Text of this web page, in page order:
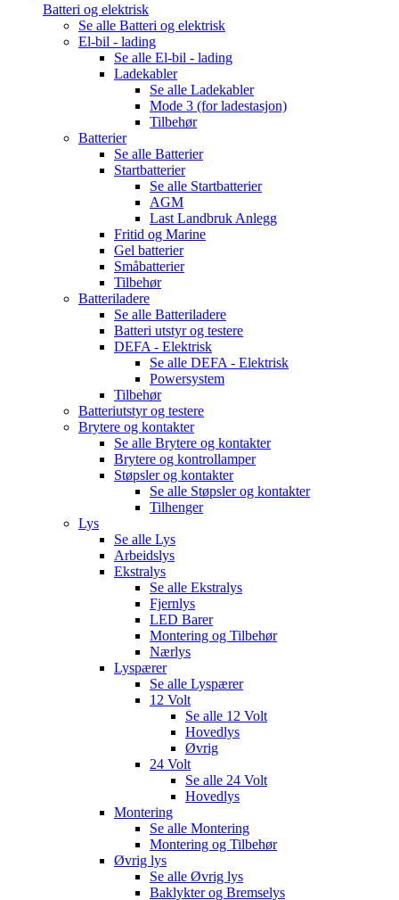
Batteri og elektrisk
Se alle Batteri og elektrisk
El-bil - lading
Se alle El-bil - lading
Ladekabler
Se alle Ladekabler
Mode 3 (for ladestasjon)
Tilbehør
Batterier
Se alle Batterier
Startbatterier
Se alle Startbatterier
AGM
Last Landbruk Anlegg
Fritid og Marine
Gel batterier
Småbatterier
Tilbehør
Batteriladere
Se alle Batteriladere
Batteri utstyr og testere
DEFA - Elektrisk
Se alle DEFA - Elektrisk
Powersystem
Tilbehør
Batteriutstyr og testere
Brytere og kontakter
Se alle Brytere og kontakter
Brytere og kontrollamper
Støpsler og kontakter
Se alle Støpsler og kontakter
Tilhenger
Lys
Se alle Lys
Arbeidslys
Ekstralys
Se alle Ekstralys
Fjernlys
LED Barer
Montering og Tilbehør
Nærlys
Lyspærer
Se alle Lyspærer
12 Volt
Se alle 12 Volt
Hovedlys
Øvrig
24 Volt
Se alle 24 Volt
Hovedlys
Montering
Se alle Montering
Montering og Tilbehør
Øvrig lys
Se alle Øvrig lys
Baklykter og Bremselys